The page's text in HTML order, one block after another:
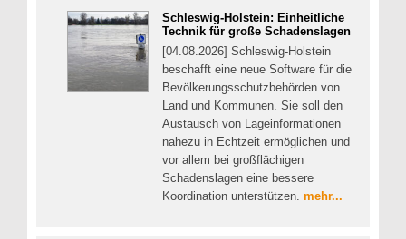
Schleswig-Holstein: Einheitliche
Technik für große Schadenslagen
[04.08.2026] Schleswig-Holstein
beschafft eine neue Software für die
Bevölkerungsschutzbehörden von
Land und Kommunen. Sie soll den
Austausch von Lageinformationen
nahezu in Echtzeit ermöglichen und
vor allem bei großflächigen
Schadenslagen eine bessere
Koordination unterstützen. mehr...